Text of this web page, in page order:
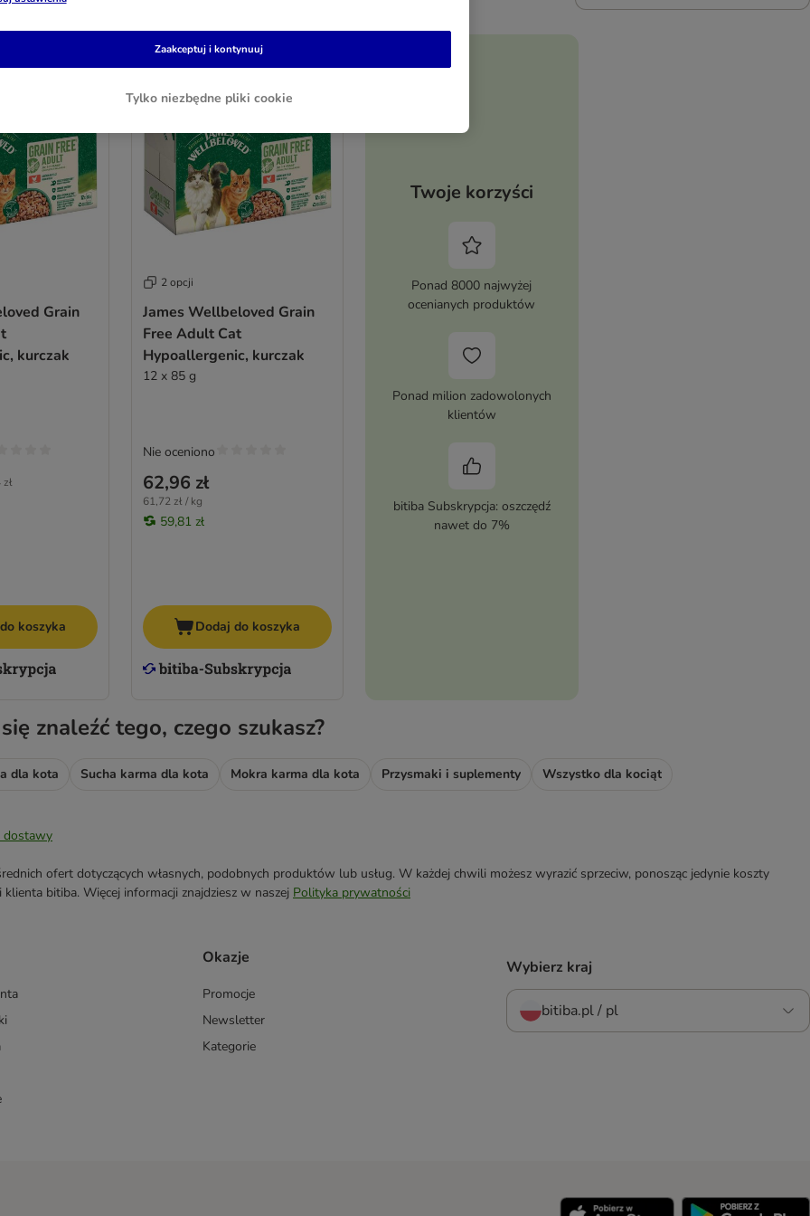
Grain
kurczak
koszyka
2 opcji
James Wellbeloved Grain
Free Adult Cat
Hypoallergenic, kurczak
12 x 85 g
62,96 zł
61,72 zł / kg
59,81 zł
Nie oceniono
Dodaj do koszyka
Twoje korzyści
Ponad 8000 najwyżej
ocenianych produktów
Ponad milion zadowolonych
klientów
bitiba Subskrypcja: oszczędź
nawet do 7%
znaleźć tego, czego szukasz?
dla kota Sucha karma dla kota Mokra karma dla kota Przysmaki i suplementy Wszystko dla kociąt
dostawy
ofert dotyczących własnych, podobnych produktów lub usług. W każdej chwili możesz wyrazić sprzeciw, ponosząc jedynie koszty
bitiba. Więcej informacji znajdziesz w naszej Polityka prywatności
Okazje
Promocje
Newsletter
Kategorie
Wybierz kraj
bitiba.pl / pl
Tylko niezbędne pliki cookie
Zaakceptuj i kontynuuj